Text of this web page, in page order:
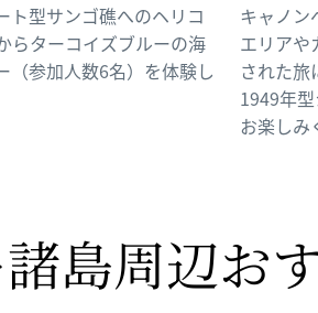
ト型サンゴ礁へのヘリコ
らターコイズブルーの海
（参加人数6名）を体験し
キャノ
エリアや
された
1949年
お楽しみ
島周辺お